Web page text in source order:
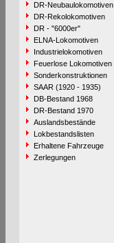
DR-Neubaulokomotiven
DR-Rekolokomotiven
DR - "6000er"
ELNA-Lokomotiven
Industrielokomotiven
Feuerlose Lokomotiven
Sonderkonstruktionen
SAAR (1920 - 1935)
DB-Bestand 1968
DR-Bestand 1970
Auslandsbestände
Lokbestandslisten
Erhaltene Fahrzeuge
Zerlegungen